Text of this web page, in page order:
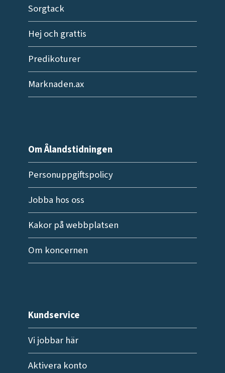
Sorgtack
Hej och grattis
Predikoturer
Marknaden.ax
Om Ålandstidningen
Personuppgiftspolicy
Jobba hos oss
Kakor på webbplatsen
Om koncernen
Kundservice
Vi jobbar här
Aktivera konto